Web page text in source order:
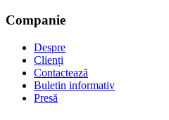
Companie
Despre
Clienți
Contactează
Buletin informativ
Presă